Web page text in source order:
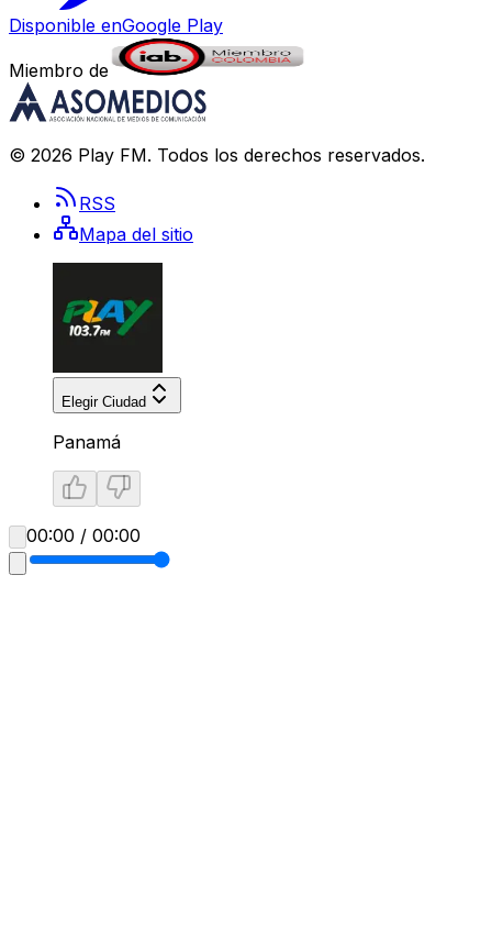
Disponible enGoogle Play
Miembro de
© 2026 Play FM. Todos los derechos reservados.
RSS
Mapa del sitio
Elegir Ciudad
Panamá
00:00 / 00:00